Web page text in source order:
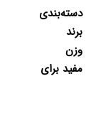
دسته‌بندی
برند
وزن
مفید برای